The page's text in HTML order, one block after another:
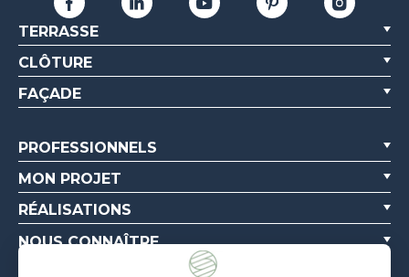
TERRASSE
CLÔTURE
FAÇADE
PROFESSIONNELS
MON PROJET
RÉALISATIONS
NOUS CONNAÎTRE